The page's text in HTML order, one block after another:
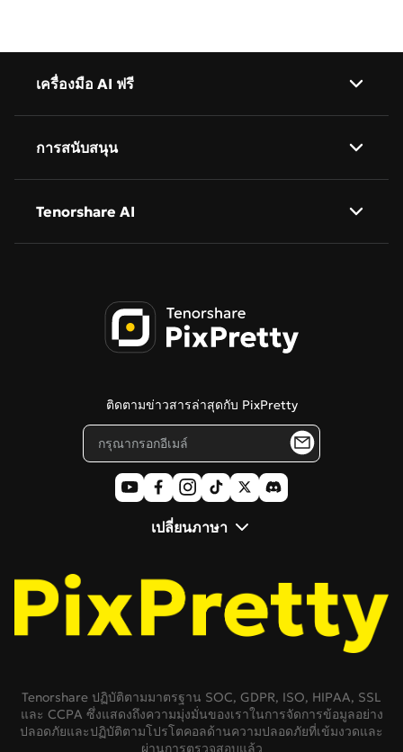
ติดตามข่าวสารล่าสุดกับ PixPretty
เปลี่ยนภาษา
เครื่องมือ AI ฟรี
AI รีทัชภาพบุคคล
การสนับสนุน
Tenorshare AI
Tenorshare AI Image Detector
PDNob เครื่องมือแก้ไขออนไลน์
Tenorshare ปฏิบัติตามมาตรฐาน SOC, GDPR, ISO, HIPAA, SSL
และ CCPA ซึ่งแสดงถึงความมุ่งมั่นของเราในการจัดการข้อมูลอย่าง
ปลอดภัยและปฏิบัติตามโปรโตคอลด้านความปลอดภัยที่เข้มงวดและ
ผ่านการตรวจสอบแล้ว